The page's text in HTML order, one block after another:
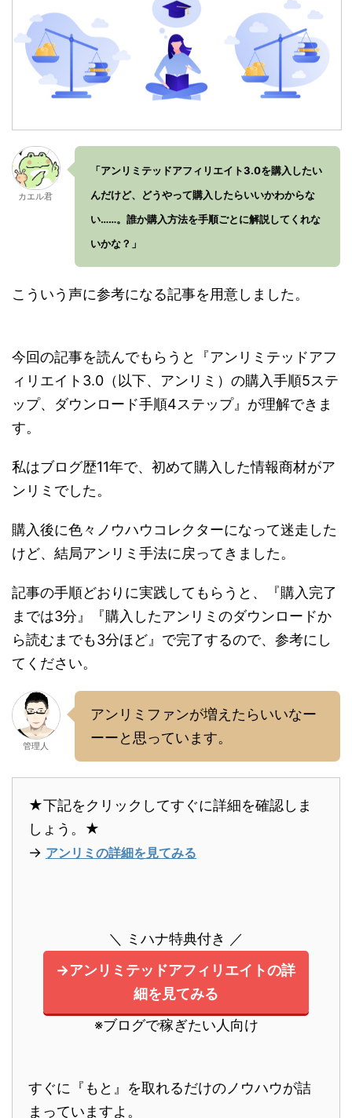
カエル君
「アンリミテッドアフィリエイト3.0を購入したい
んだけど、どうやって購入したらいいかわからな
い……。誰か購入方法を手順ごとに解説してくれな
いかな？」
こういう声に参考になる記事を用意しました。
今回の記事を読んでもらうと『アンリミテッドアフ
ィリエイト3.0（以下、アンリミ）の購入手順5ステ
ップ、ダウンロード手順4ステップ』が理解できま
す。
私はブログ歴11年で、初めて購入した情報商材がア
ンリミでした。
購入後に色々ノウハウコレクターになって迷走した
けど、結局アンリミ手法に戻ってきました。
記事の手順どおりに実践してもらうと、『購入完了
までは3分』『購入したアンリミのダウンロードか
ら読むまでも3分ほど』で完了するので、参考にし
てください。
管理人
アンリミファンが増えたらいいなー
ーーと思っています。
★下記をクリックしてすぐに詳細を確認しま
しょう。★
→ アンリミの詳細を見てみる
＼ ミハナ特典付き ／
→アンリミテッドアフィリエイトの詳
細を見てみる
※ブログで稼ぎたい人向け
すぐに『もと』を取れるだけのノウハウが詰
まっていますよ。